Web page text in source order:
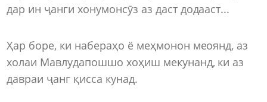
дар ин ҷанги хонумонсӯз аз даст додааст...
Ҳар боре, ки набераҳо ё меҳмонон меоянд, аз
холаи Мавлудапошшо хоҳиш мекунанд, ки аз
давраи ҷанг қисса кунад.